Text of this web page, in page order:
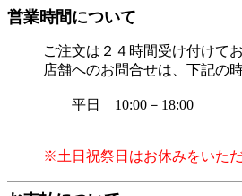
営業時間について
ご注文は２４時間受け付けてお
店舗へのお問合せは、下記の
平日 10:00－18:00
※土日祝祭日はお休みをいただ